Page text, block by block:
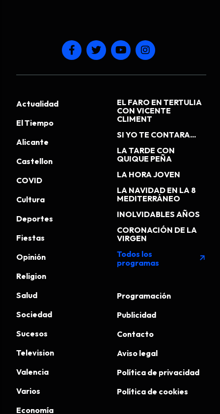
Actualidad
El Tiempo
Alicante
Castellon
COVID
Cultura
Deportes
Fiestas
Opinión
Religion
Salud
Sociedad
Sucesos
Television
Valencia
Varios
Economía
EL FARO EN TERTULIA
CON VICENTE
CLIMENT
SI YO TE CONTARA...
LA TARDE CON
QUIQUE PEÑA
LA HORA JOVEN
LA NAVIDAD EN LA 8
MEDITERRÁNEO
INOLVIDABLES AÑOS
CORONACIÓN DE LA
VIRGEN
Todos los
programas
arrow_outward
Programación
Publicidad
Contacto
Aviso legal
Política de privacidad
Política de cookies